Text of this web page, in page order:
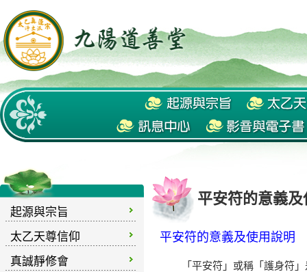
起源與宗旨
太乙天尊信仰
真誠靜修會
平安符的意義及
平安符的意義及使用說明
「平安符」或稱「護身符」